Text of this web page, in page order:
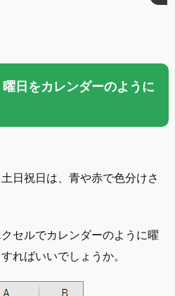
日をカレンダーのように
日祝日は、青や赤で色分けさ
セルでカレンダーのように曜
ればいいでしょうか。